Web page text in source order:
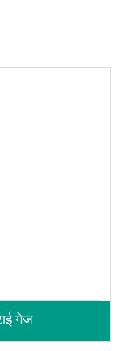
गेज